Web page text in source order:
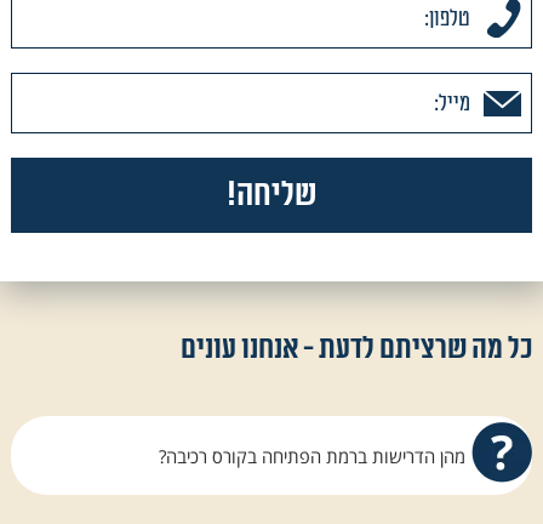
כל מה שרציתם לדעת - אנחנו עונים
מהן הדרישות ברמת הפתיחה בקורס רכיבה?